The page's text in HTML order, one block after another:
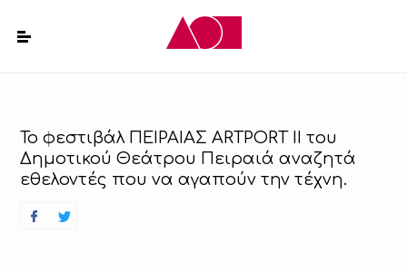
To φεστιβάλ ΠΕΙΡΑΙΑΣ ARTPORT ΙΙ του
Δημοτικού Θεάτρου Πειραιά αναζητά
εθελοντές που να αγαπούν την τέχνη.